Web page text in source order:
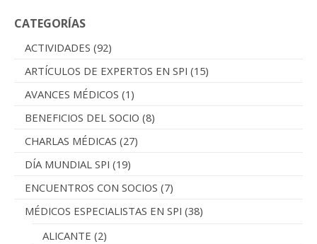
CATEGORÍAS
ACTIVIDADES (92)
ARTÍCULOS DE EXPERTOS EN SPI (15)
AVANCES MÉDICOS (1)
BENEFICIOS DEL SOCIO (8)
CHARLAS MÉDICAS (27)
DÍA MUNDIAL SPI (19)
ENCUENTROS CON SOCIOS (7)
MÉDICOS ESPECIALISTAS EN SPI (38)
ALICANTE (2)